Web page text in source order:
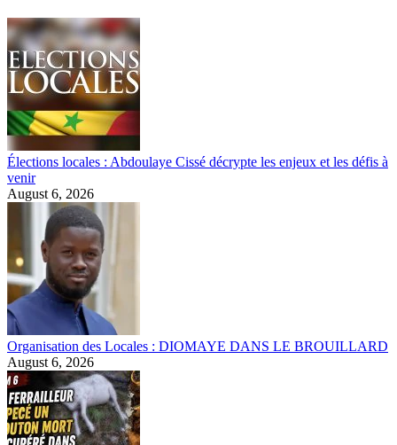
Élections locales : Abdoulaye Cissé décrypte les enjeux et les défis à
venir
August 6, 2026
Organisation des Locales : DIOMAYE DANS LE BROUILLARD
August 6, 2026